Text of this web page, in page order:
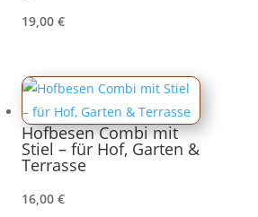
19,00 €
Hofbesen Combi mit
Stiel – für Hof, Garten &
Terrasse
16,00 €